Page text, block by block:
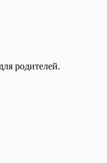
родителей.